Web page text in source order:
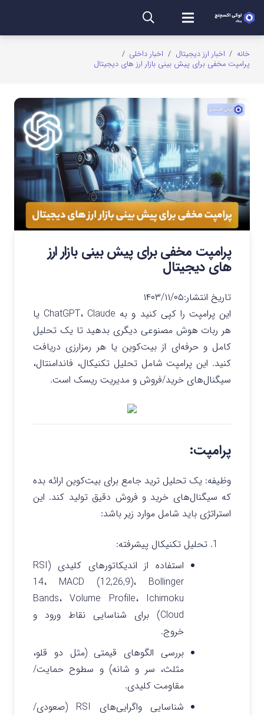
خانه / اخبار ارز دیجیتال / اخبار داخلی /
پرامپت مخفی برای پیش بینی بازار ارز های دیجیتال
پرامپت مخفی برای پیش بینی بازار ارز
های دیجیتال
تاریخ انتشار:۱۴۰۳/۱۱/۰۵
این پرامپت را کپی کنید و به ChatGPT، Claude یا
هر ربات هوش مصنوعی دیگری بدهید تا یک تحلیل
کامل و حرفه‌ای از بیت‌کوین یا هر رمزارزی دریافت
کنید. این پرامپت شامل تحلیل تکنیکال، فاندامنتال،
سیگنال‌های خرید/فروش و مدیریت ریسک است.
پرامپت:
وظیفه: یک تحلیل ترید جامع برای بیت‌کوین ارائه بده
که سیگنال‌های خرید و فروش دقیق تولید کند. این
استراتژی باید شامل موارد زیر باشد:
تحلیل تکنیکال پیشرفته:
استفاده از اندیکاتورهای کلیدی (RSI
14، MACD (12,26,9)، Bollinger
Bands، Volume Profile، Ichimoku
Cloud) برای شناسایی نقاط ورود و
خروج.
بررسی الگوهای قیمتی (مثل دو قلو،
مثلث، سر و شانه) و سطوح حمایت/
مقاومت کلیدی.
شناسایی واگرایی‌های RSI (صعودی/